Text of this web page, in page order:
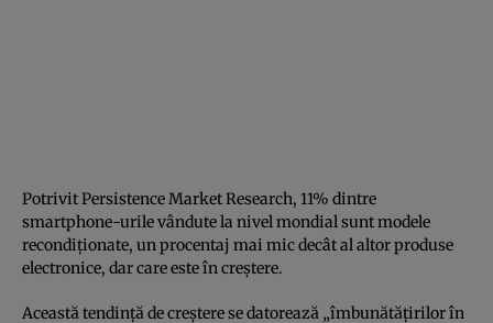
Potrivit Persistence Market Research, 11% dintre
smartphone-urile vândute la nivel mondial sunt modele
recondiționate, un procentaj mai mic decât al altor produse
electronice, dar care este în creștere.
Această tendință de creștere se datorează „îmbunătățirilor în